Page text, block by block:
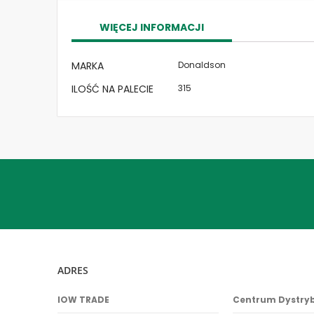
galleryWIĘCEJ INFORMACJI
Więcej
informacji
MARKA Donaldson
ILOŚĆ NA PALECIE 315
ADRES
IOW TRADE Centrum